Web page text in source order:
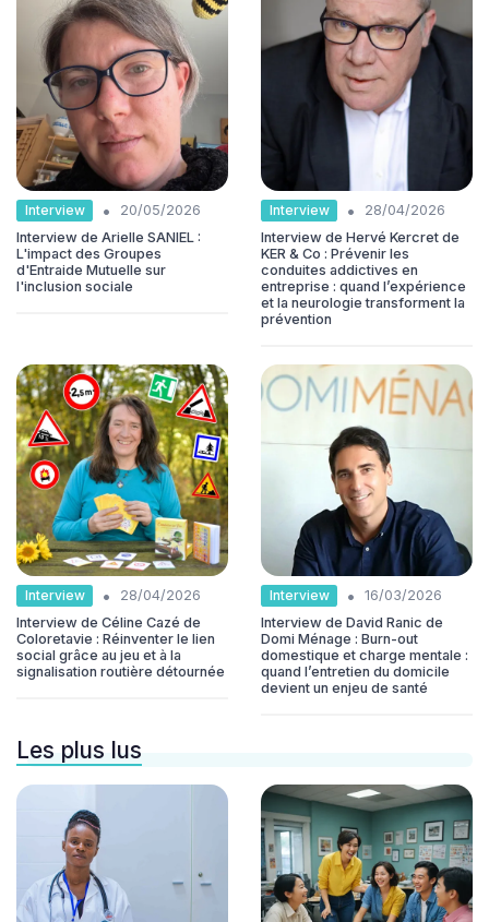
Interview •
20/05/2026
Interview de Arielle SANIEL :
L'impact des Groupes
d'Entraide Mutuelle sur
l'inclusion sociale
Interview •
28/04/2026
Interview de Hervé Kercret de
KER & Co : Prévenir les
conduites addictives en
entreprise : quand l’expérience
et la neurologie transforment la
prévention
Interview •
28/04/2026
Interview de Céline Cazé de
Coloretavie : Réinventer le lien
social grâce au jeu et à la
signalisation routière détournée
Interview •
16/03/2026
Interview de David Ranic de
Domi Ménage : Burn-out
domestique et charge mentale :
quand l’entretien du domicile
devient un enjeu de santé
Les plus lus